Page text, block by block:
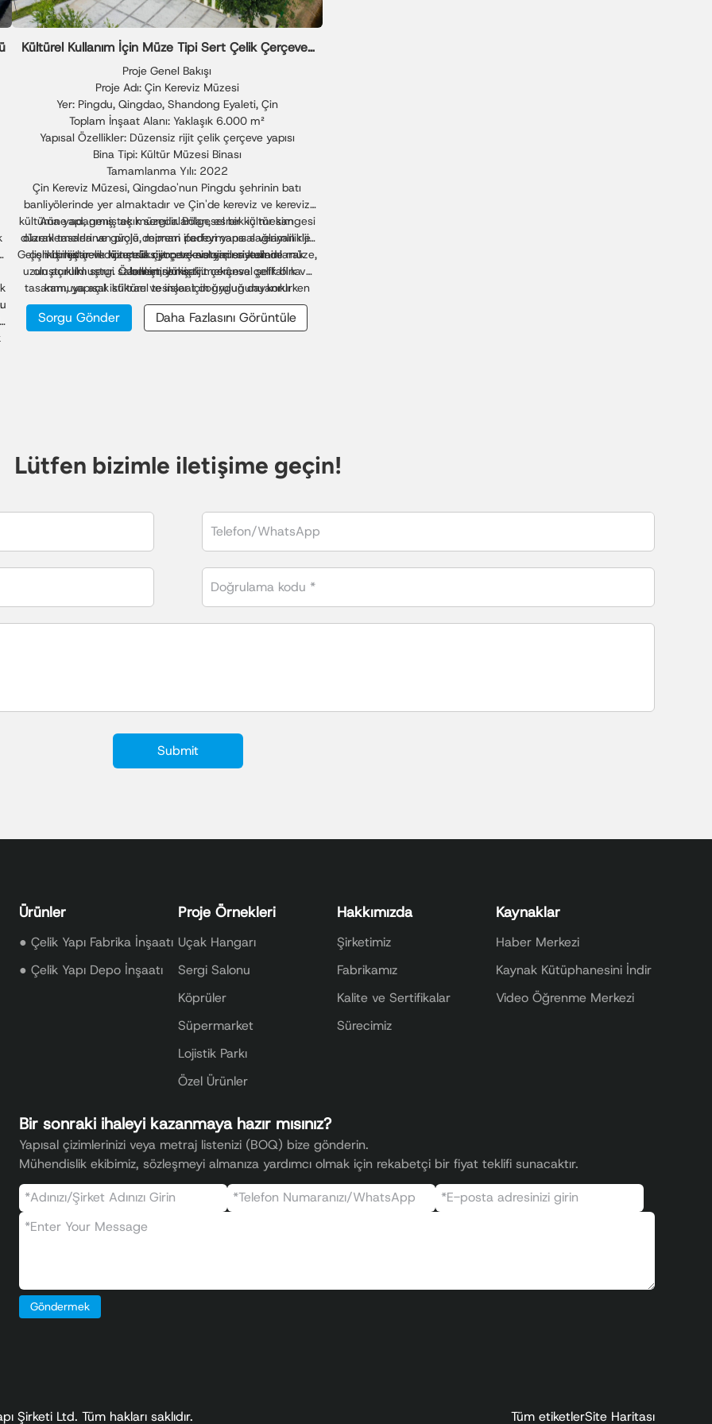
Kültürel Kullanım İçin Müze Tipi Sert Çelik Çerçeveli
Bina Çözümü
Proje Genel Bakışı
Proje Adı: Çin Kereviz Müzesi
Yer: Pingdu, Qingdao, Shandong Eyaleti, Çin
Toplam İnşaat Alanı: Yaklaşık 6.000 m²
Yapısal Özellikler: Düzensiz rijit çelik çerçeve yapısı
Bina Tipi: Kültür Müzesi Binası
Tamamlanma Yılı: 2022
Çin Kereviz Müzesi, Qingdao'nun Pingdu şehrinin batı
banliyölerinde yer almaktadır ve Çin'de kereviz ve kereviz
kültürüne adanmış tek müzedir. Bölgesel bir kültür simgesi
olarak tasarlanan proje, mimari ifadeyi yapısal verimlilikle
birleştiren düzensiz rijit çerçeve yapı sistemini
benimsemiştir.
Ana yapı, geniş açık sergi alanları, esnek iç mekan
düzenlemeleri ve güçlü deprem performansı sağlayan rijit
çelik binalar ve rijit çelik çerçeve sistemleri kullanılarak
oluşturulmuştur. Özelleştirilmiş rijit çerçeve çelik bina
tasarımı, yapısal istikrarı ve inşaat doğruluğunu korurken
karmaşık geometrik formları destekler.
Gelişmiş rijit çelik konstrüksiyon teknolojisi sayesinde müze,
uzun açıklıklı sergi salonları, yüksek mekânsal şeffaflık ve
kamuya açık kültürel tesisler için uygun dayanıklı
performans elde etmektedir. Proje, modern çelik mimarisini
yerel tarım mirasıyla bütünleştirerek hem işlevsel bir kültür
Sorgu Gönder Daha Fazlasını Görüntüle
Lütfen bizimle iletişime geçin!
Ürünler
● Çelik Yapı Fabrika İnşaatı
● Çelik Yapı Depo İnşaatı
Proje Örnekleri
Uçak Hangarı
Sergi Salonu
Köprüler
Süpermarket
Lojistik Parkı
Özel Ürünler
Hakkımızda
Şirketimiz
Fabrikamız
Kalite ve Sertifikalar
Sürecimiz
Kaynaklar
Haber Merkezi
Kaynak Kütüphanesini İndir
Video Öğrenme Merkezi
Bir sonraki ihaleyi kazanmaya hazır mısınız?
Yapısal çizimlerinizi veya metraj listenizi (BOQ) bize gönderin.
Mühendislik ekibimiz, sözleşmeyi almanıza yardımcı olmak için rekabetçi bir fiyat teklifi sunacaktır.
Göndermek
Şirketi Ltd. Tüm hakları saklıdır. Tüm etiketlerSite Haritası